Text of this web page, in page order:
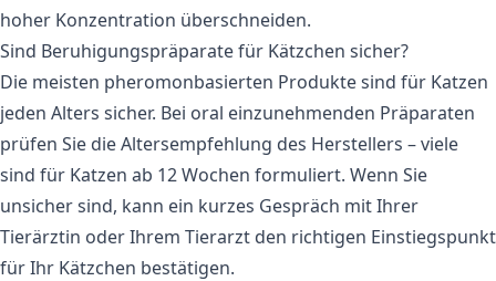
hoher Konzentration überschneiden.
Sind Beruhigungspräparate für Kätzchen sicher?
Die meisten pheromonbasierten Produkte sind für Katzen
jeden Alters sicher. Bei oral einzunehmenden Präparaten
prüfen Sie die Altersempfehlung des Herstellers – viele
sind für Katzen ab 12 Wochen formuliert. Wenn Sie
unsicher sind, kann ein kurzes Gespräch mit Ihrer
Tierärztin oder Ihrem Tierarzt den richtigen Einstiegspunkt
für Ihr Kätzchen bestätigen.